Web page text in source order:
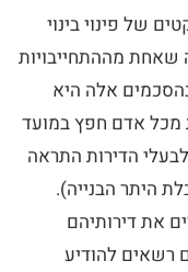
של פינוי בינוי
שאחת מההתחייבויות
אלה היא
מכל אדם חפץ במועד
הדירות התראה
יום לאחר קבלת היתר הבנייה).
את דירותיהם
רשאים להודיע